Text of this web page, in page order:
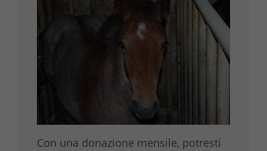
Con una donazione mensile, potresti